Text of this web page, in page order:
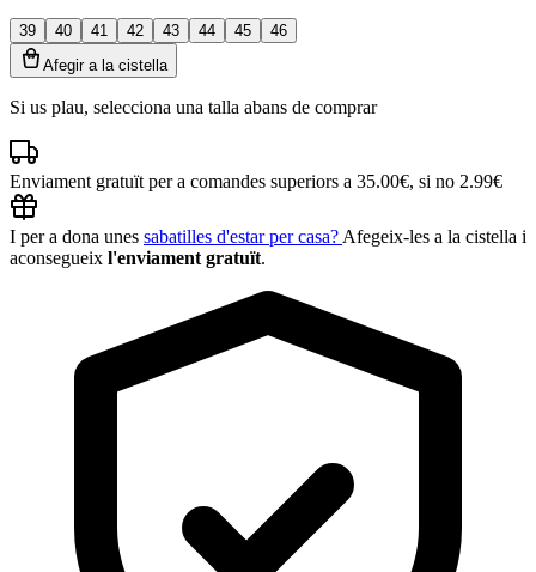
39 40 41 42 43 44 45
46
Afegir a la cistella
Si us plau, selecciona una talla abans de comprar
Enviament gratuït per a comandes superiors a 35.00€, si no 2.99€
I per a dona unes sabatilles d'estar per casa? Afegeix-les a la cistella i
aconsegueix l'enviament gratuït.